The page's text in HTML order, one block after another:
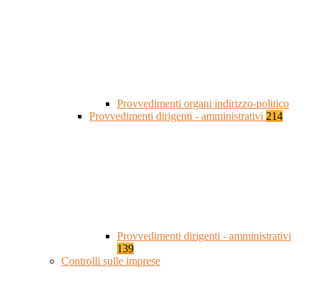
Provvedimenti organi indirizzo-politico
Provvedimenti dirigenti - amministrativi 214
Provvedimenti dirigenti - amministrativi
139
Controlli sulle imprese